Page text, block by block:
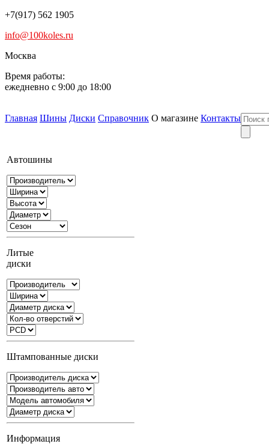
+7(917) 562 1905
info@100koles.ru
Москва
Время работы:
ежедневно с 9:00 до 18:00
Главная Шины Диски Справочник О магазине Контакты
Автошины
Литые
диски
Штампованные диски
Информация